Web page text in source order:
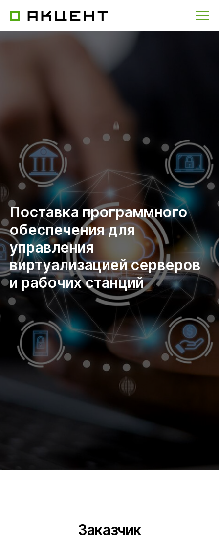
Поставка программного
обеспечения для
управления
виртуализацией серверов
и рабочих станций
Заказчик